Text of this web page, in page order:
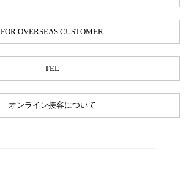
FOR OVERSEAS CUSTOMER
TEL
オンライン接客について